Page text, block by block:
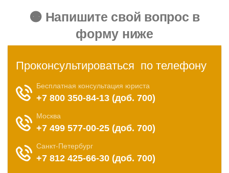
🟠 Напишите свой вопрос в
форму ниже